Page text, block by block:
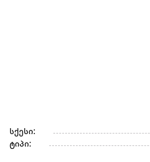
სქესი:
ტიპი: